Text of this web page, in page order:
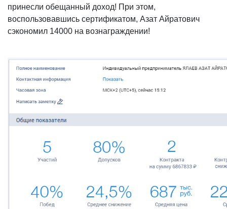
принесли обещанный доход! При этом,
воспользовавшись сертификатом, Азат Айратович
сэкономил 14000 на вознаграждении!